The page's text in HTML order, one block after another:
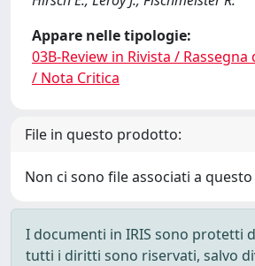
Appare nelle tipologie:
03B-Review in Rivista / Rassegna
/ Nota Critica
File in questo prodotto:
Non ci sono file associati a
I documenti in IRIS sono protetti
tutti i diritti sono riservati, salvo